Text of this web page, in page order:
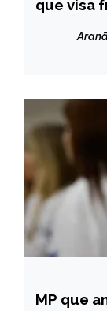
NOTÍCIAS
que visa
BRASIL
MP que